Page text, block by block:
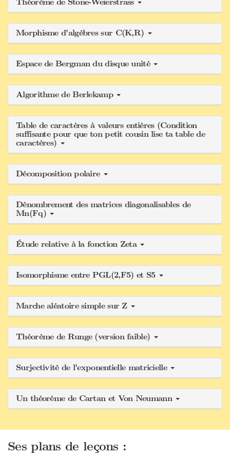
Théorème de Stone-Weierstrass
Morphisme d'algèbres sur C(K,R)
Espace de Bergman du disque unité
Algorithme de Berlekamp
Table de caractères à valeurs entières (Condition
suffisante pour que ton petit cousin lise ta table de
caractères)
Décomposition polaire
Dénombrement des matrices diagonalisables de
Mn(Fq)
Étude relative à la fonction Zeta
Isomorphisme entre PGL(2,F5) et S5
Marche aléatoire simple sur Z
Théorème de Runge (version faible)
Surjectivité de l'exponentielle matricielle
Un théorème de Cartan et Von Neumann
Ses plans de leçons :